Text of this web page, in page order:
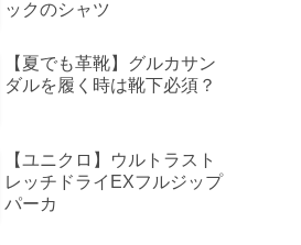
ックのシャツ
【夏でも革靴】グルカサン
ダルを履く時は靴下必須？
【ユニクロ】ウルトラスト
レッチドライEXフルジップ
パーカ